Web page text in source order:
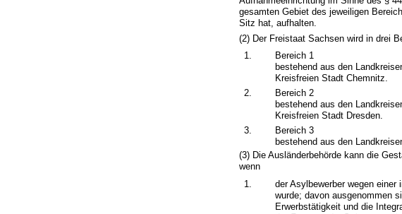
gesamten Gebiet des jeweiligen
Sitz hat, aufhalten.
(2) Der Freistaat Sachsen wird in drei
1.
Bereich 1
bestehend aus den
Kreisfreien Stadt Chemnitz.
2.
Bereich 2
bestehend aus den
Kreisfreien Stadt Dresden.
3.
Bereich 3
bestehend aus den
(3) Die Ausländerbehörde kann die
wenn
1.
der Asylbewerber wegen
wurde; davon ausgenommen
Erwerbstätigkeit und die